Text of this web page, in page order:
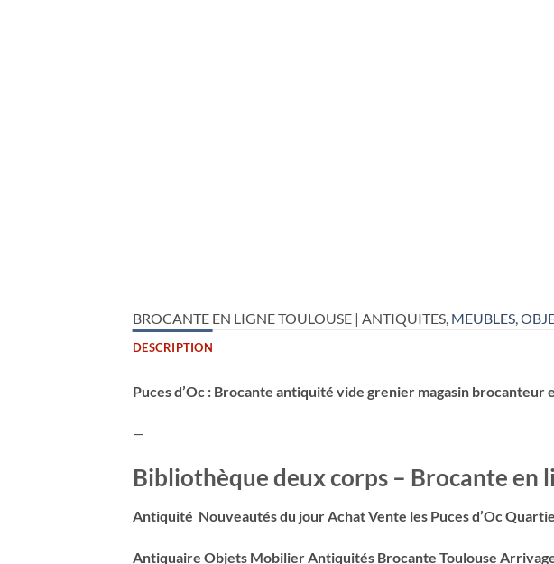
BROCANTE EN LIGNE TOULOUSE | ANTIQUITES, MEUBLES,
DESCRIPTION
Puces d’Oc : Brocante antiquité vide grenier magasin brocanteur
—
Bibliothèque deux corps – Brocante en
Antiquité Nouveautés du jour Achat Vente les Puces d’Oc
Antiquaire Objets Mobilier Antiquités Brocante Toulouse